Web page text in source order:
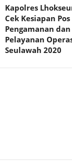
Kapolres
Cek Kesiapan Pos
Pengamanan dan
Pelayanan
Seulawah 2020